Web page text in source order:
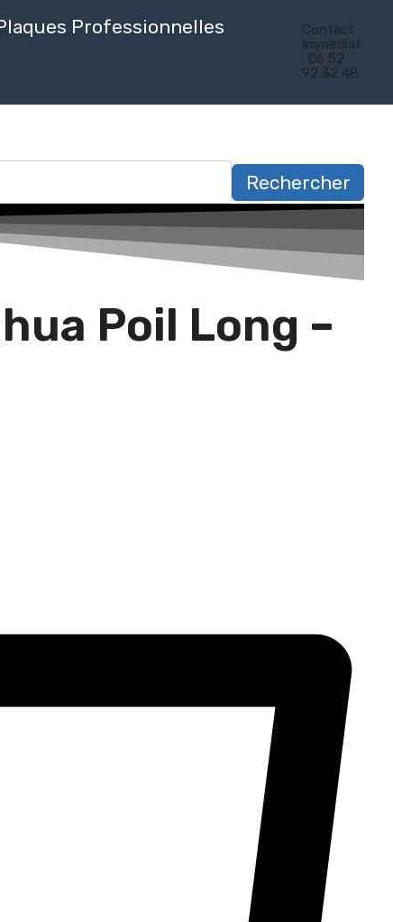
Professionnelles
Contact
Immédiat
: 06 52
92 32 48
Rechercher
Poil Long –